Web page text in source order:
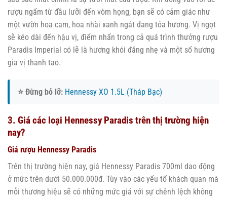
rượu ngấm từ đầu lưỡi đến vòm họng, bạn sẽ có cảm giác như
một vườn hoa cam, hoa nhài xanh ngát đang tỏa hương. Vị ngọt
sẽ kéo dài đến hậu vị, điểm nhấn trong cả quá trình thưởng rượu
Paradis Imperial có lẽ là hương khói đắng nhẹ và một số hương
gia vị thanh tao.
⭐ Đừng bỏ lỡ: Hennessy XO 1.5L (Tháp Bạc)
3. Giá các loại Hennessy Paradis trên thị trường hiện
nay?
Giá rượu Hennessy Paradis
Trên thị trường hiện nay, giá Hennessy Paradis 700ml dao động
ở mức trên dưới 50.000.000đ. Tùy vào các yếu tố khách quan mà
mỗi thương hiệu sẽ có những mức giá với sự chênh lệch không